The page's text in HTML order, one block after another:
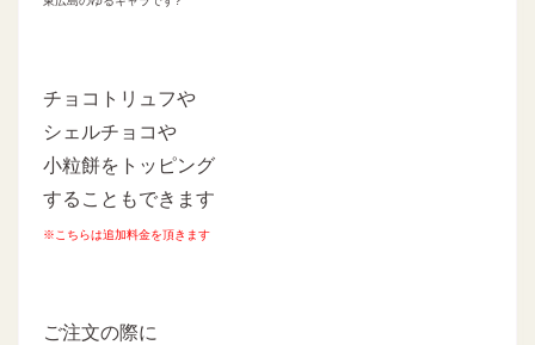
チョコトリュフや
シェルチョコや
小粒餅をトッピング
することもできます
※こちらは追加料金を頂きます
ご注文の際に